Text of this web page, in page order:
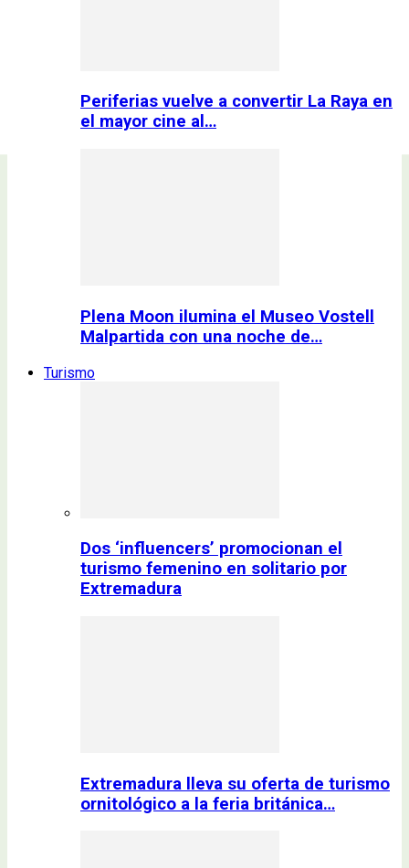
Periferias vuelve a convertir La Raya en
el mayor cine al…
Plena Moon ilumina el Museo Vostell
Malpartida con una noche de…
Turismo
Dos ‘influencers’ promocionan el
turismo femenino en solitario por
Extremadura
Extremadura lleva su oferta de turismo
ornitológico a la feria británica…